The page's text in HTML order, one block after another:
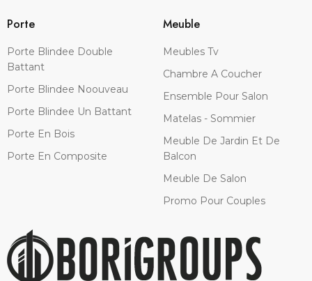
Porte
Porte Blindee Double
Battant
Porte Blindee Noouveau
Porte Blindee Un Battant
Porte En Bois
Porte En Composite
Meuble
Meubles Tv
Chambre A Coucher
Ensemble Pour Salon
Matelas - Sommier
Meuble De Jardin Et De
Balcon
Meuble De Salon
Promo Pour Couples